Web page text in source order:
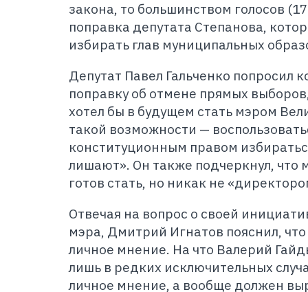
закона, то большинством голосов
поправка депутата Степанова,
избирать глав муниципальных
Депутат Павел Гальченко попросил
поправку об отмене прямых
хотел бы в будущем стать мэром
такой возможности —
конституционным правом
лишают». Он также подчеркнул, что
готов стать, но никак не
Отвечая на вопрос о своей
мэра, Дмитрий Игнатов пояснил, что
личное мнение. На что Валерий
лишь в редких исключительных
личное мнение, а вообще должен